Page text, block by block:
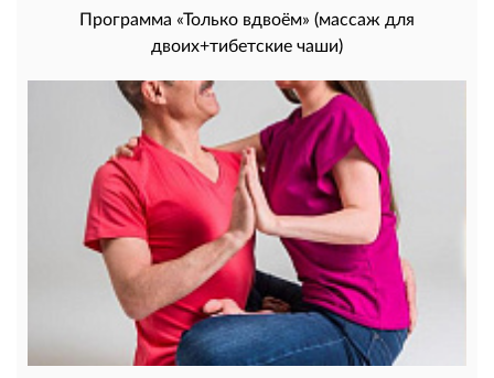
Программа «Только вдвоём» (массаж для
двоих+тибетские чаши)